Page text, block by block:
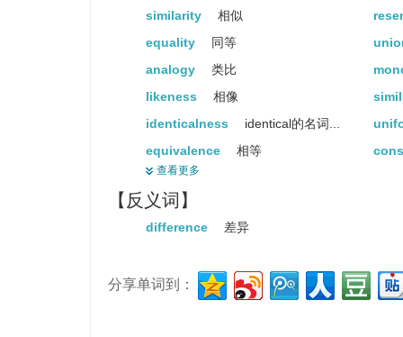
similarity 相似
equality
同等
analogy
类比
likeness
相像
identicalness
identical的名词...
equivalence
相等
evenness
humdrum
查看更多
【反义词】
difference 差异
分享单词到：